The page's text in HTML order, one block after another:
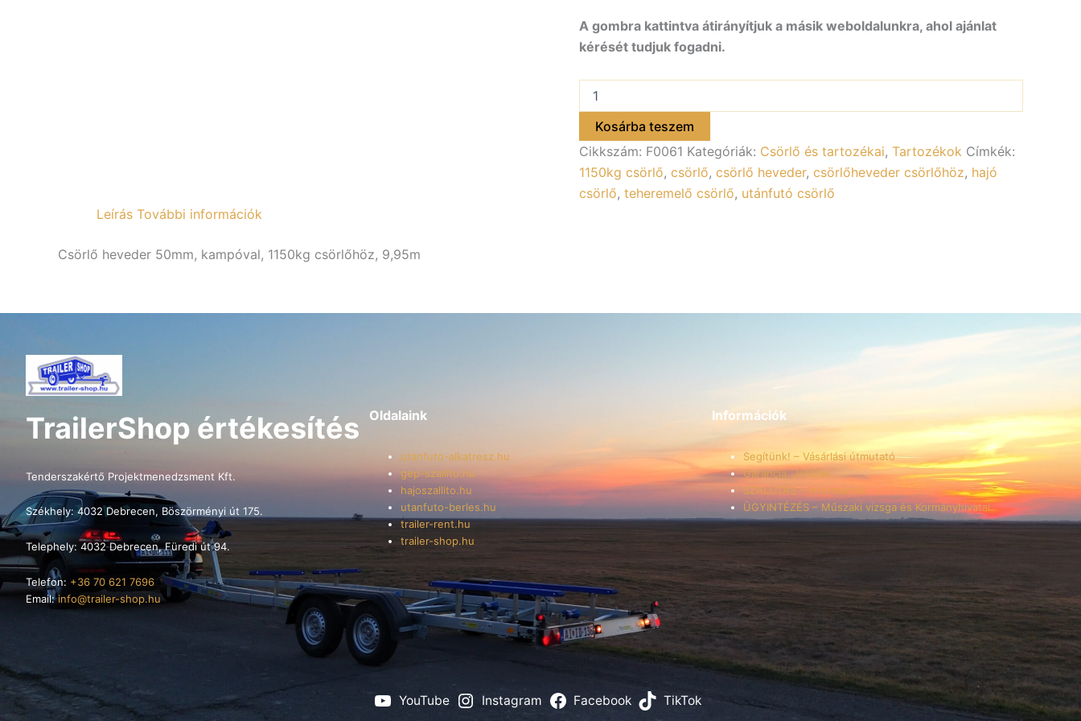
A gombra kattintva átirányítjuk a másik weboldalunkra, ahol ajánlat
kérését tudjuk fogadni.
heveder
50mm,
kampóval,
1150kg
csörlőhöz,
mennyiség
Kosárba teszem
Cikkszám: F0061 Kategóriák: Csörlő és tartozékai, Tartozékok Címkék:
1150kg csörlő, csörlő, csörlő heveder, csörlőheveder csörlőhöz, hajó
csörlő, teheremelő csörlő, utánfutó csörlő
Leírás További információk
Csörlő heveder 50mm, kampóval, 1150kg csörlőhöz, 9,95m
TrailerShop értékesítés
Tenderszakértő Projektmenedzsment Kft.
Székhely: 4032 Debrecen, Böszörményi út 175.
Telephely: 4032 Debrecen, Füredi út 94.
Telefon: +36 70 621 7696
Email:info@trailer-shop.hu
Oldalaink
utanfuto-alkatresz.hu
gep-szallito.hu
hajoszallito.hu
utanfuto-berles.hu
trailer-rent.hu
trailer-shop.hu
Információk
Segítünk! – Vásárlási útmutató
Garancia, Jótállás
SZÁLLÍTÁS – Információk
ÜGYINTÉZÉS – Műszaki vizsga és Kormányhivatal
YouTube Instagram Facebook TikTok